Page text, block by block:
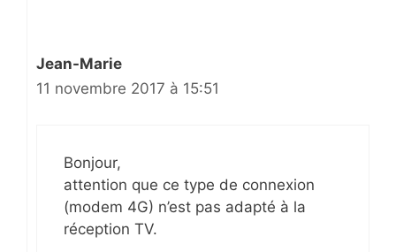
Jean-Marie
11 novembre 2017 à 15:51
Bonjour,
attention que ce type de connexion
(modem 4G) n’est pas adapté à la
réception TV.